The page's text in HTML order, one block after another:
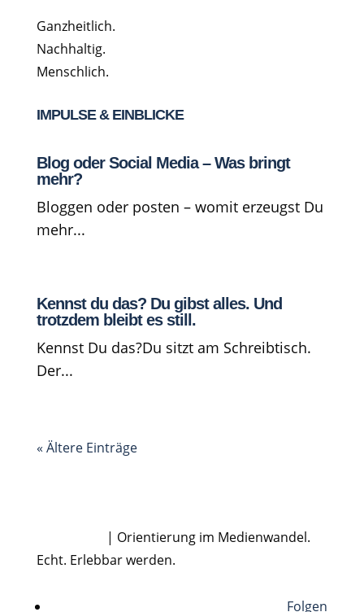
Ganzheitlich.
Nachhaltig.
Menschlich.
IMPULSE & EINBLICKE
Blog oder Social Media – Was bringt
mehr?
Bloggen oder posten – womit erzeugst Du
mehr...
Kennst du das? Du gibst alles. Und
trotzdem bleibt es still.
Kennst Du das?Du sitzt am Schreibtisch.
Der...
« Ältere Einträge
| Orientierung im Medienwandel.
Echt. Erlebbar werden.
Folgen